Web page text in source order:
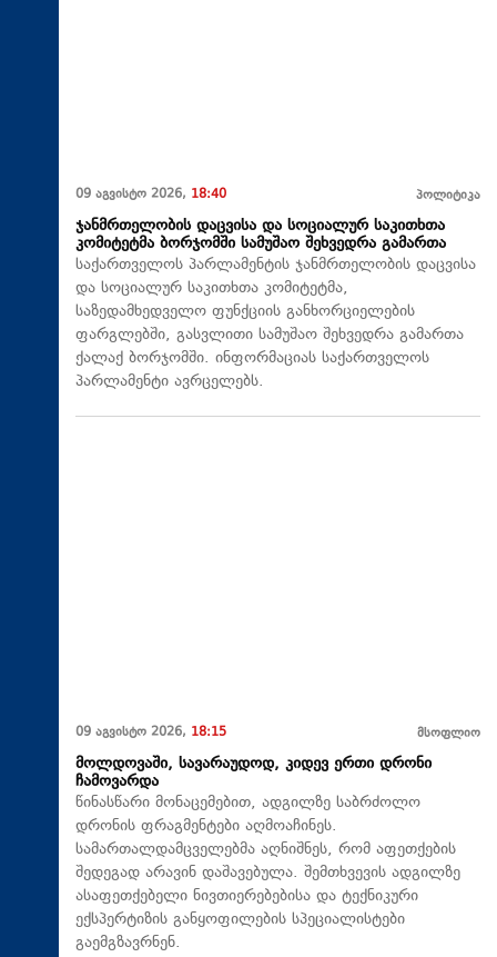
09 აგვისტო 2026, 18:40 პოლიტიკა
ჯანმრთელობის დაცვისა და სოციალურ საკითხთა
კომიტეტმა ბორჯომში სამუშაო შეხვედრა გამართა
საქართველოს პარლამენტის ჯანმრთელობის დაცვისა
და სოციალურ საკითხთა კომიტეტმა,
საზედამხედველო ფუნქციის განხორციელების
ფარგლებში, გასვლითი სამუშაო შეხვედრა გამართა
ქალაქ ბორჯომში. ინფორმაციას საქართველოს
პარლამენტი ავრცელებს.
09 აგვისტო 2026, 18:15 მსოფლიო
მოლდოვაში, სავარაუდოდ, კიდევ ერთი დრონი
ჩამოვარდა
წინასწარი მონაცემებით, ადგილზე საბრძოლო
დრონის ფრაგმენტები აღმოაჩინეს.
სამართალდამცველებმა აღნიშნეს, რომ აფეთქების
შედეგად არავინ დაშავებულა. შემთხვევის ადგილზე
ასაფეთქებელი ნივთიერებებისა და ტექნიკური
ექსპერტიზის განყოფილების სპეციალისტები
გაემგზავრნენ.